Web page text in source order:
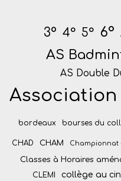
3° 4° 5° 6°
AS
AS Double
bordeaux bourses du
CHAD CHAM Championnat
Classes à Horaires
CLEMI collège au